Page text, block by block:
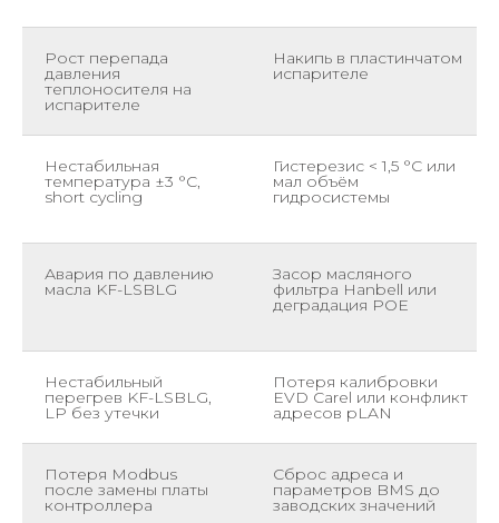
Рост перепада
давления
теплоносителя на
испарителе
Накипь в пластинчатом
испарителе
Нестабильная
температура ±3 °С,
short cycling
Гистерезис < 1,5 °С или
мал объём
гидросистемы
Авария по давлению
масла KF-LSBLG
Засор масляного
фильтра Hanbell или
деградация POE
Нестабильный
перегрев KF-LSBLG,
LP без утечки
Потеря калибровки
EVD Carel или конфликт
адресов pLAN
Потеря Modbus
после замены платы
контроллера
Сброс адреса и
параметров BMS до
заводских значений